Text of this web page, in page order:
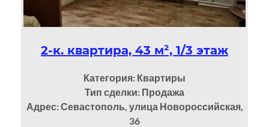
2-к. квартира, 43 м², 1/3 этаж
Категория: Квартиры
Тип сделки: Продажа
Адрес: Севастополь, улица Новороссийская,
36